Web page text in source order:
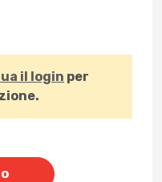
il login per